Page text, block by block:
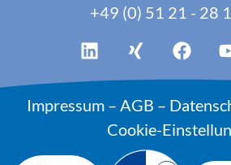
+49 (0) 51 21 - 28
Impressum– AGB –
Cookie-